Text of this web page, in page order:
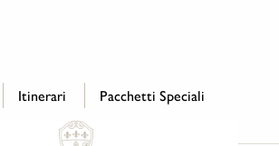
Itinerari Pacchetti Speciali